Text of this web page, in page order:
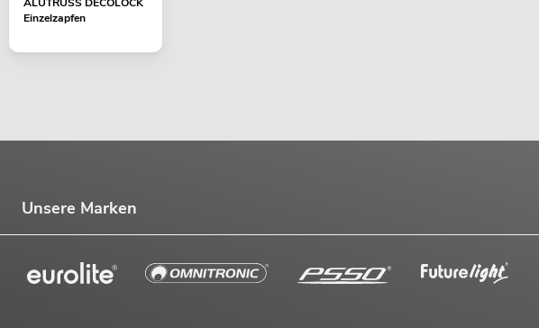
ALUTRUSS DECOLOCK
Einzelzapfen
Unsere Marken